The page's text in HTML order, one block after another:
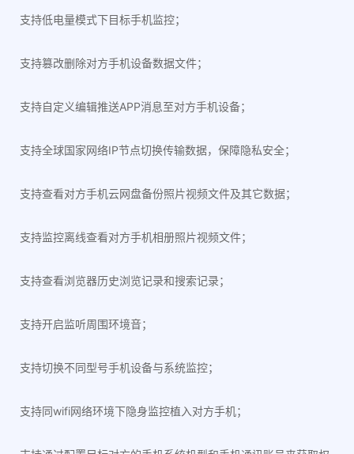
支持低电量模式下目标手机监控；
支持篡改删除对方手机设备数据文件；
支持自定义编辑推送APP消息至对方手机设备；
支持全球国家网络IP节点切换传输数据，保障隐私安全；
支持查看对方手机云网盘备份照片视频文件及其它数据；
支持监控离线查看对方手机相册照片视频文件；
支持查看浏览器历史浏览记录和搜索记录；
支持开启监听周围环境音；
支持切换不同型号手机设备与系统监控；
支持同wifi网络环境下隐身监控植入对方手机；